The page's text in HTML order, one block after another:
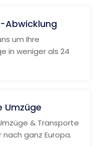
Abwicklung
um Ihre
in weniger als 24
Umzüge
& Transporte
ganz Europa.